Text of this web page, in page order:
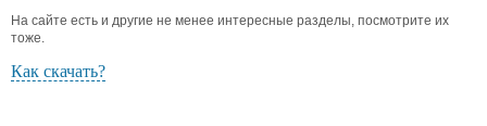
На сайте есть и другие не менее интересные разделы, посмотрите их
тоже.
Как скачать?